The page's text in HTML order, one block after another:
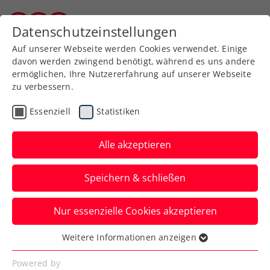
Zurück zur Newsübersicht
WTA
Upper Austria Ladies
Linz: Tagger erhält
Hauptfeld-Wildcard
Der ÖTV-Shootingstar soll dienstags im
Einsatz sein. Wie auch Julia Grabher am
Tag der Österreicherinnen.
Verfasst von: Presseaussendung / Redaktion, 01.04.2026
Datenschutzeinstellungen
Auf unserer Webseite werden Cookies verwendet. Einige
davon werden zwingend benötigt, während es uns andere
ermöglichen, Ihre Nutzererfahrung auf unserer Webseite
zu verbessern.
Essenziell Statistiken
Alle akzeptieren
Speichern & schließen
Nur essenzielle Cookies akzeptieren
Essenziell
Essenzielle Cookies werden für grundlegende
Weitere Informationen anzeigen
Powered by